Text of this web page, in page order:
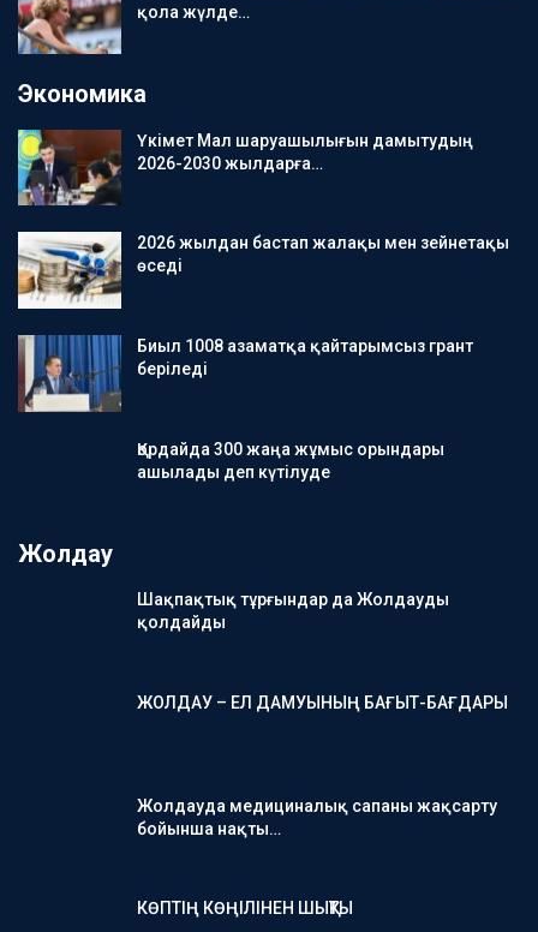
қола жүлде…
Экономика
Үкімет Мал шаруашылығын дамытудың
2026-2030 жылдарға…
2026 жылдан бастап жалақы мен зейнетақы
өседі
Биыл 1008 азаматқа қайтарымсыз грант
беріледі
Қордайда 300 жаңа жұмыс орындары
ашылады деп күтілуде
Жолдау
Шақпақтық тұрғындар да Жолдауды
қолдайды
ЖОЛДАУ – ЕЛ ДАМУЫНЫҢ БАҒЫТ-БАҒДАРЫ
Жолдауда медициналық сапаны жақсарту
бойынша нақты…
КӨПТІҢ КӨҢІЛІНЕН ШЫҚТЫ